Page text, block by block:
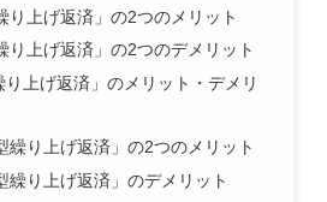
り上げ返済」の2つのメリット
り上げ返済」の2つのデメリット
り上げ返済」のメリット・デメリ
繰り上げ返済」の2つのメリット
繰り上げ返済」のデメリット